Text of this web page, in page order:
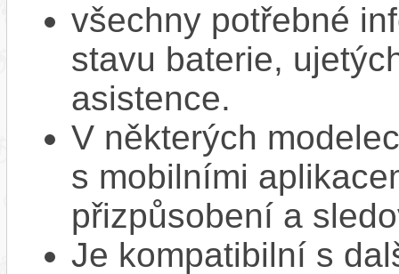
všechny potřebné
stavu baterie,
asistence.
V některých
s mobilními
přizpůsobení a
Je kompatibilní s